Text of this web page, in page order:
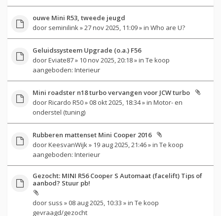
ouwe Mini R53, tweede jeugd
door seminilink » 27 nov 2025, 11:09 » in Who are U?
Geluidssysteem Upgrade (o.a.) F56
doorEviate87» 10 nov 2025, 20:18 » in Te koop
aangeboden: Interieur
Mini roadster n18 turbo vervangen voor JCW turbo
doorRicardo R50» 08 okt 2025, 18:34 » in Motor- en
onderstel (tuning)
Rubberen mattenset Mini Cooper 2016
doorKeesvanWijk » 19 aug 2025, 21:46 » in Te koop
aangeboden: Interieur
Gezocht: MINI R56 Cooper S Automaat (facelift) Tips of
aanbod? Stuur pb!
door suss » 08 aug 2025, 10:33 » in Te koop
gevraagd/gezocht